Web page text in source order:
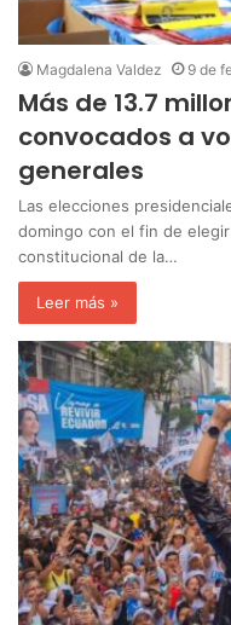
Magdalena Valdez 9 de
Más de 13.7
convocados a
generales
Las elecciones
domingo con el fin de
constitucional de la…
Leer más »